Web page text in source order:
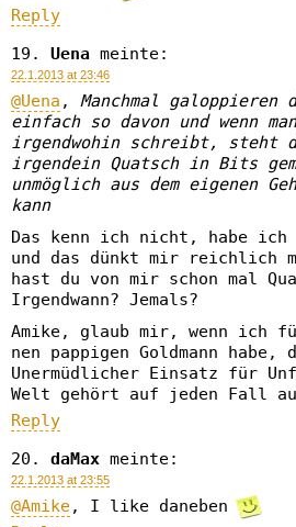
Reply
Uena meinte:
22.1.2013 at 23:46
@Uena , Manchmal galoppieren
einfach so davon und wenn
irgendwohin schreibt, steht
irgendein Quatsch in Bits
unmöglich aus dem eigenen
kann
Das kenn ich nicht, habe
und das dünkt mir reichlich
hast du von mir schon mal
Irgendwann? Jemals?
Amike, glaub mir, wenn ich
nen pappigen Goldmann
Unermüdlicher Einsatz für
Welt gehört auf jeden Fall
Reply
daMax meinte:
22.1.2013 at 23:55
@Amike, I like daneben